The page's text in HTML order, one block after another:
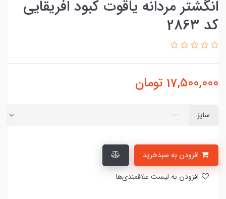
انگشتر مردانه یاقوت کبود افریقایی
کد 2863
17,500,000 تومان
سایز